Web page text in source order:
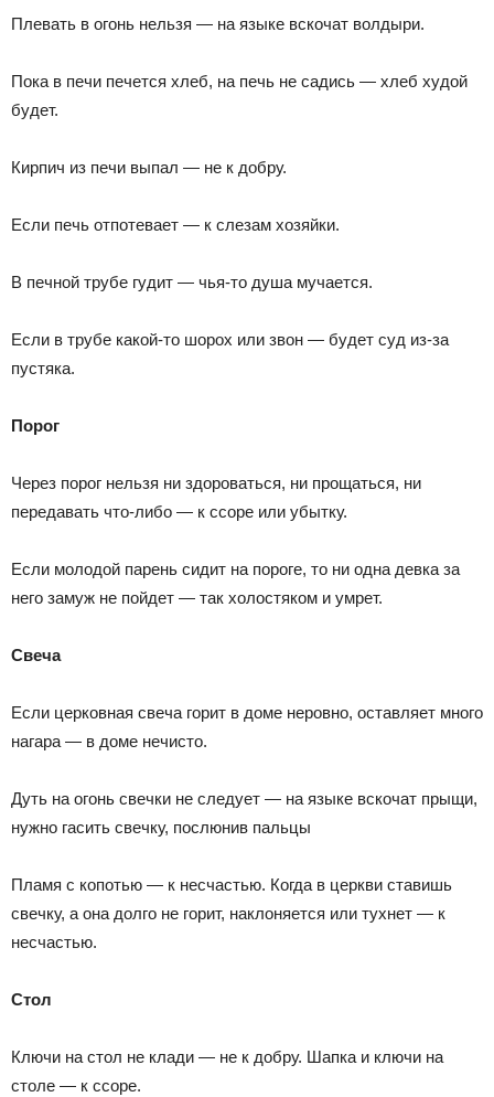
Плевать в огонь нельзя — на языке вскочат волдыри.
Пока в печи печется хлеб, на печь не садись — хлеб худой
будет.
Кирпич из печи выпал — не к добру.
Если печь отпотевает — к слезам хозяйки.
В печной трубе гудит — чья-то душа мучается.
Если в трубе какой-то шорох или звон — будет суд из-за
пустяка.
Порог
Через порог нельзя ни здороваться, ни прощаться, ни
передавать что-либо — к ссоре или убытку.
Если молодой парень сидит на пороге, то ни одна девка за
него замуж не пойдет — так холостяком и умрет.
Свеча
Если церковная свеча горит в доме неровно, оставляет много
нагара — в доме нечисто.
Дуть на огонь свечки не следует — на языке вскочат прыщи,
нужно гасить свечку, послюнив пальцы
Пламя с копотью — к несчастью. Когда в церкви ставишь
свечку, а она долго не горит, наклоняется или тухнет — к
несчастью.
Стол
Ключи на стол не клади — не к добру. Шапка и ключи на
столе — к ссоре.